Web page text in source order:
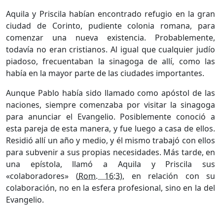
Aquila y Priscila habían encontrado refugio en la gran
ciudad de Corinto, pudiente colonia romana, para
comenzar una nueva existencia. Probablemente,
todavía no eran cristianos. Al igual que cualquier judío
piadoso, frecuentaban la sinagoga de allí, como las
había en la mayor parte de las ciudades importantes.
Aunque Pablo había sido llamado como apóstol de las
naciones, siempre comenzaba por visitar la sinagoga
para anunciar el Evangelio. Posiblemente conoció a
esta pareja de esta manera, y fue luego a casa de ellos.
Residió allí un año y medio, y él mismo trabajó con ellos
para subvenir a sus propias necesidades. Más tarde, en
una epístola, llamó a Aquila y Priscila sus
«colaboradores» (Rom. 16:3), en relación con su
colaboración, no en la esfera profesional, sino en la del
Evangelio.